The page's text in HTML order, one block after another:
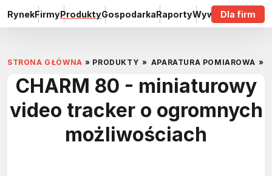
RynekFirmyProduktyGospodarkaRaportyWywiadyDla firm
STRONA GŁÓWNA » PRODUKTY » APARATURA POMIAROWA »
CHARM 80 - miniaturowy
video tracker o ogromnych
możliwościach